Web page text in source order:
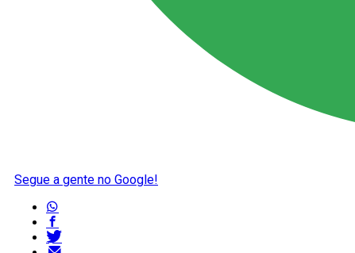
Segue a gente no Google!